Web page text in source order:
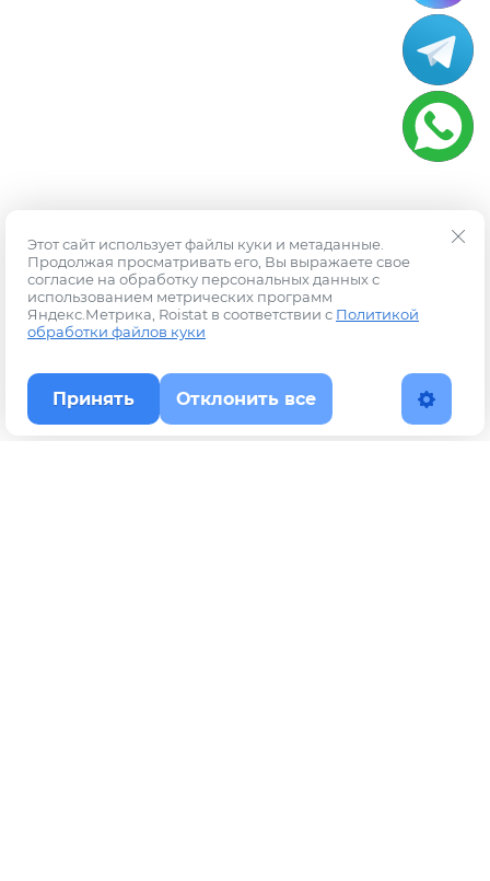
Этот сайт использует файлы куки и метаданные.
Продолжая просматривать его, Вы выражаете свое
согласие на обработку персональных данных с
использованием метрических программ
Яндекс.Метрика, Roistat в соответствии с Политикой
обработки файлов куки
Принять Отклонить все